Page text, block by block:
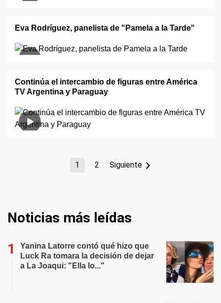
Eva Rodríguez, panelista de "Pamela a la Tarde"
Continúa el intercambio de figuras entre América
TV Argentina y Paraguay
1 2 Siguiente
Noticias más leídas
Yanina Latorre contó qué hizo que
Luck Ra tomara la decisión de dejar
a La Joaqui: "Ella lo..."